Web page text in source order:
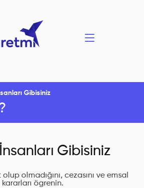
Gibisiniz
Gibisiniz
olmadığını, cezasını ve emsal
kararları ögrenin.